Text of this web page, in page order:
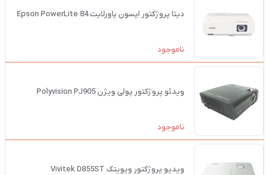
دیتا پروژکتور اپسون پاورلایت Epson PowerLite 84
ناموجود
ویدئو پروژکتور پولی ویژن Polyvision PJ905
ناموجود
ویدیو پروژکتور ویویتک Vivitek D855ST